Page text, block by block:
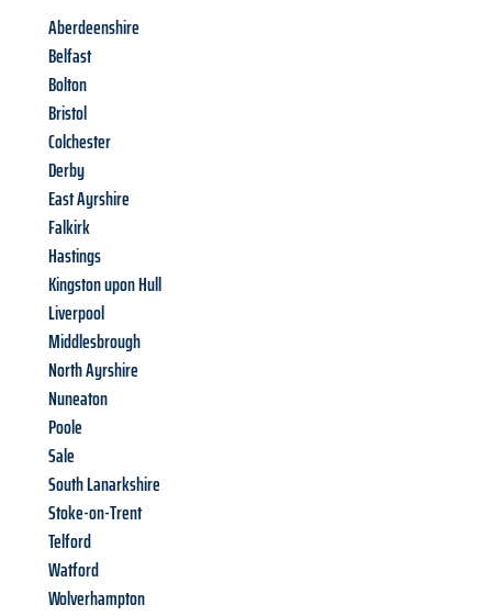
Aberdeenshire
Belfast
Bolton
Bristol
Colchester
Derby
East Ayrshire
Falkirk
Hastings
Kingston upon Hull
Liverpool
Middlesbrough
North Ayrshire
Nuneaton
Poole
Sale
South Lanarkshire
Stoke-on-Trent
Telford
Watford
Wolverhampton